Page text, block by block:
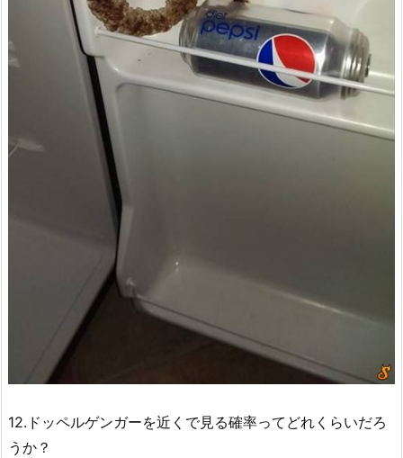
12.ドッペルゲンガーを近くで見る確率ってどれくらいだろ
うか？